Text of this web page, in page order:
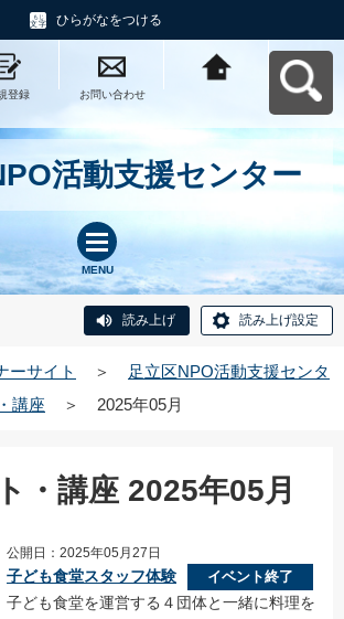
ひらがなをつける
登録 お問い合わせ
活動支援センター
MENU
読み上げ 読み上げ設定
ーサイト ＞
足立区NPO活動支援センタ
講座 ＞ 2025年05月
・講座 2025年05月
公開日：2025年05月27日
子ども食堂スタッフ体験 イベント終了
子ども食堂を運営する４団体と一緒に料理を